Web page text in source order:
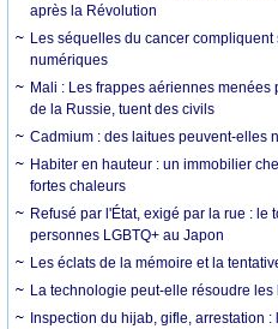
après la Révolution
Les séquelles du cancer compliquent
numériques
Mali : Les frappes aériennes menées
de la Russie, tuent des civils
Cadmium : des laitues peuvent-elles
Habiter en hauteur : un immobilier
fortes chaleurs
Refusé par l'État, exigé par la rue : le
personnes LGBTQ+ au Japon
Les éclats de la mémoire et la
La technologie peut-elle résoudre
Inspection du hijab, gifle, arrestation